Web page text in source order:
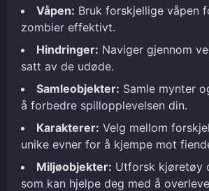
Våpen: Bruk forskjellige våpen
zombier effektivt.
Hindringer: Naviger gjennom
satt av de udøde.
Samleobjekter: Samle mynter
å forbedre spillopplevelsen din.
Karakterer: Velg mellom
unike evner for å kjempe mot
Miljøobjekter: Utforsk kjøretøy
som kan hjelpe deg med å